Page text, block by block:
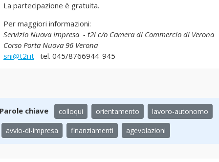
La partecipazione è gratuita.
Per maggiori informazioni:
Servizio Nuova Impresa - t2i c/o Camera di Commercio di Verona
Corso Porta Nuova 96 Verona
sni@t2i.it tel. 045/8766944-945
Parole chiave colloqui orientamento lavoro-autonomo
avvio-di-impresa finanziamenti agevolazioni